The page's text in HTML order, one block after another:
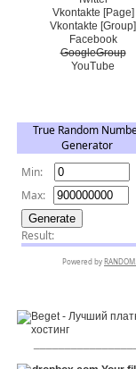
Vkontakte [Page]
Vkontakte [Group]
Facebook
GoogleGroup
YouTube